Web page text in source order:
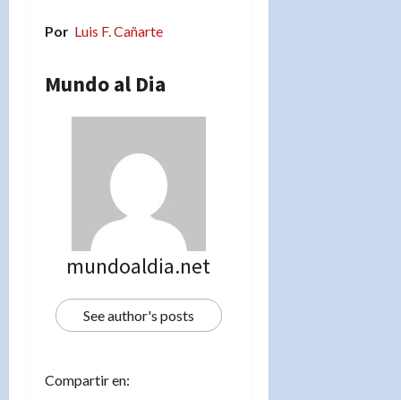
Por Luis F. Cañarte
Mundo al Dia
mundoaldia.net
See author's posts
Compartir en: